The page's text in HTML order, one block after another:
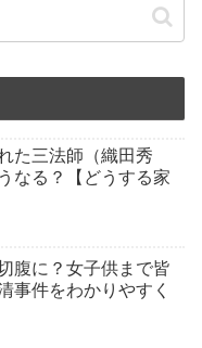
た三法師（織田秀
なる？【どうする家
腹に？女子供まで皆
事件をわかりやすく